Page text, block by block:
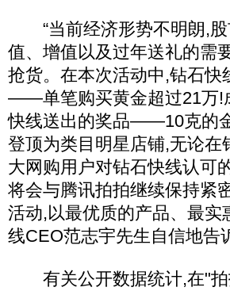
“当前经济形势不明朗,股
值、增值以及过年送礼的需
抢货。在本次活动中,钻石
――单笔购买黄金超过21万!
快线送出的奖品――10克的
登顶为类目明星店铺,无论
大网购用户对钻石快线认可
将会与腾讯拍拍继续保持紧
活动,以最优质的产品、最实
线CEO范志宇先生自信地告
有关公开数据统计,在"拍